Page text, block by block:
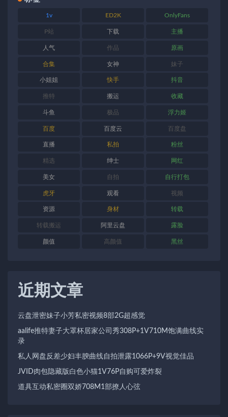
1v ED2K OnlyFans
P站 下载 主播
人气 作品 原画
合集 女神 妹子
小姐姐 快手 抖音
推特 搬运 收藏
斗鱼 极品 浮力姬
百度 百度云 百度盘
直播 私拍 粉丝
精选 绅士 网红
美女 自拍 自行打包
虎牙 观看 视频
资源 身材 转载
转载搬运 阿里云盘 露脸
颜值 高颜值 黑丝
近期文章
云盘泄密妹子小芳私密视频8部2G超感觉
aalife推特妻子大罩杯居家公司秀308P+1V710M饱满曲线实
录
私人网盘反差少妇丰腴曲线自拍泄露1066P+9V视觉佳品
JVID肉包隐藏版白色小猫1V76P自购可爱炸裂
道具互动私密圈双娇708M1部撩人心弦